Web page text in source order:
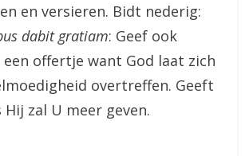
en versieren. Bidt nederig:
dabit gratiam: Geef ook
offertje want God laat zich
overtreffen. Geeft
zal U meer geven.